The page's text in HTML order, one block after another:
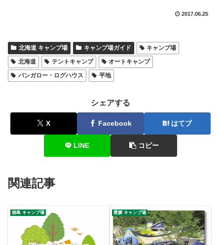
2017.06.25
北海道 キャンプ場 キャンプ場ガイド
キャンプ場
北海道
テントキャンプ
オートキャンプ
バンガロー・ログハウス
平地
シェアする
X Facebook はてブ
LINE コピー
関連記事
徳島 キャンプ場 愛媛 キャンプ場